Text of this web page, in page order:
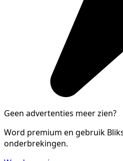
Geen advertenties meer zien?
Word premium en gebruik
onderbrekingen.